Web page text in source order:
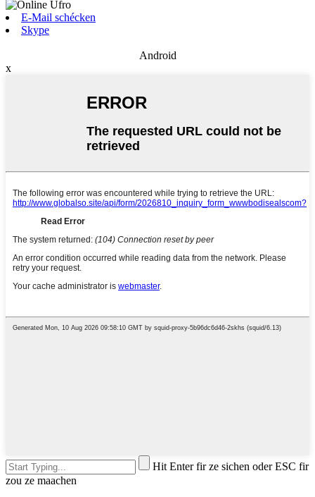
E-Mail schécken
Skype
Android
x
Hit Enter fir ze sichen oder ESC fir
zou ze maachen